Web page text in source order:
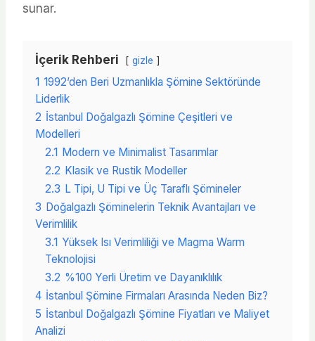
sunar.
İçerik Rehberi gizle
1 1992’den Beri Uzmanlıkla Şömine Sektöründe
Liderlik
2 İstanbul Doğalgazlı Şömine Çeşitleri ve
Modelleri
2.1 Modern ve Minimalist Tasarımlar
2.2 Klasik ve Rustik Modeller
2.3 L Tipi, U Tipi ve Üç Taraflı Şömineler
3 Doğalgazlı Şöminelerin Teknik Avantajları ve
Verimlilik
3.1 Yüksek Isı Verimliliği ve Magma Warm
Teknolojisi
3.2 %100 Yerli Üretim ve Dayanıklılık
4 İstanbul Şömine Firmaları Arasında Neden Biz?
5 İstanbul Doğalgazlı Şömine Fiyatları ve Maliyet
Analizi